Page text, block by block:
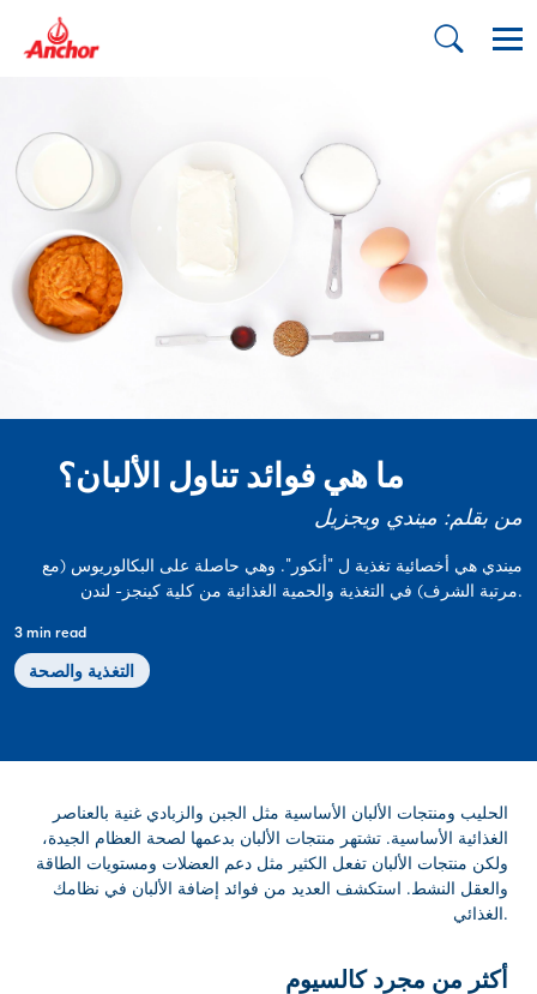
ما هي فوائد تناول الألبان؟
من بقلم: ميندي ويجزيل
ميندي هي أخصائية تغذية ل "أنكور". وهي حاصلة على البكالوريوس (مع
مرتبة الشرف) في التغذية والحمية الغذائية من كلية كينجز- لندن.
التغذية والصحة
3 min read
الحليب ومنتجات الألبان الأساسية مثل الجبن والزبادي غنية بالعناصر
الغذائية الأساسية. تشتهر منتجات الألبان بدعمها لصحة العظام الجيدة،
ولكن منتجات الألبان تفعل الكثير مثل دعم العضلات ومستويات الطاقة
والعقل النشط. استكشف العديد من فوائد إضافة الألبان في نظامك
الغذائي.
أكثر من مجرد كالسيوم